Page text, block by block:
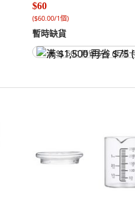
$60
($60.00/1個)
暫時缺貨
满 $1,500 再省 $75 (王道